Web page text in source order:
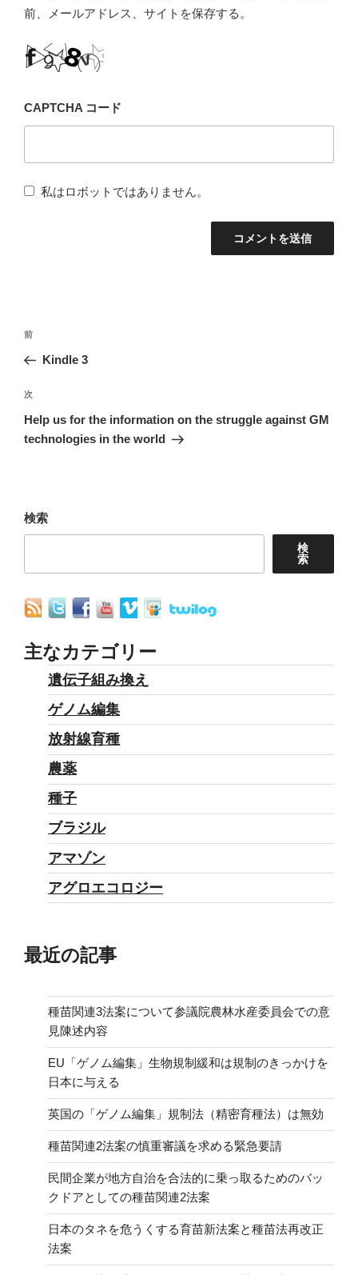
前、メールアドレス、サイトを保存する。
CAPTCHA コード
私はロボットではありません。
投
稿
ビ
ゲ
ー
ン
前
の
稿
前
Kindle 3
次
の
投
次
Help us for the information on the struggle against GM
technologies in the world
検索
検
索
主なカテゴリー
遺伝子組み換え
ゲノム編集
放射線育種
農薬
種子
ブラジル
アマゾン
アグロエコロジー
最近の記事
種苗関連3法案について参議院農林水産委員会での意
見陳述内容
EU「ゲノム編集」生物規制緩和は規制のきっかけを
日本に与える
英国の「ゲノム編集」規制法（精密育種法）は無効
種苗関連2法案の慎重審議を求める緊急要請
民間企業が地方自治を合法的に乗っ取るためのバッ
クドアとしての種苗関連2法案
日本のタネを危うくする育苗新法案と種苗法再改正
法案